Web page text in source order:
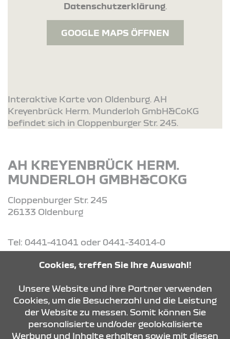
Datenschutzerklärung.
GOOGLE MAPS ÖFFNEN
Interaktive Karte von Oldenburg. AH
Kreyenbrück Herm. Munderloh GmbH&CoKG
befindet sich in Cloppenburger Str. 245.
AH KREYENBRÜCK HERM.
MUNDERLOH GMBH&COKG
Cloppenburger Str. 245
26133 Oldenburg
Tel: 0441-41041 oder 0441-34014-0
ANFRAGE SENDEN
Cookies, treffen Sie Ihre Auswahl!
Unsere Website und ihre Partner verwenden
Cookies, um die Besucherzahl und die Leistung
der Website zu messen. Somit können Sie
personalisierte und/oder geolokalisierte
Werbung und Inhalte erhalten sowie mit diesen